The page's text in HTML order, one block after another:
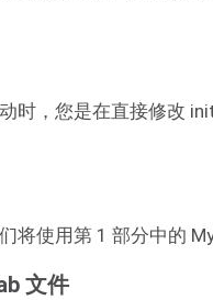
时，您是在直接修改
将使用第 1 部分中的
文件